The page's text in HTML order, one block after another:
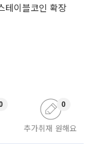
테이블코인 확장
추가취재 원해요
0